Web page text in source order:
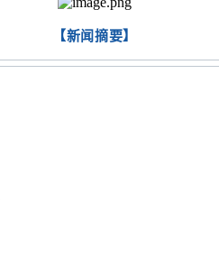
【新闻摘要】